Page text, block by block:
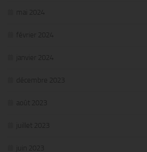
mai 2024
février 2024
janvier 2024
décembre 2023
août 2023
juillet 2023
juin 2023